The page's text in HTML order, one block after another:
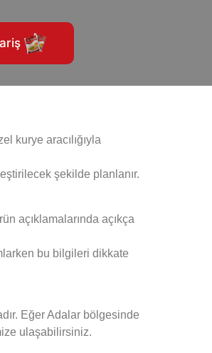
kurye aracılığıyla
şekilde planlanır.
açıklamalarında açıkça
bu bilgileri dikkate
Eğer Adalar bölgesinde
ulaşabilirsiniz.